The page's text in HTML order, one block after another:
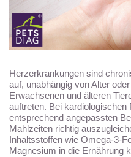
Herzerkrankungen sind
auf, unabhängig von Alter
Erwachsenen und älteren
auftreten. Bei kardiologischen
entsprechend angepassten
Mahlzeiten richtig
Inhaltsstoffen wie Omega-3-
Magnesium in die Ernährung